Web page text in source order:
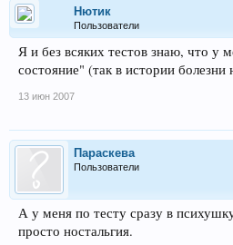
Нютик
Пользователи
Я и без всяких тестов знаю, что у
состояние" (так в истории болезни
13 июн 2007
Параскева
Пользователи
А у меня по тесту сразу в
просто ностальгия.